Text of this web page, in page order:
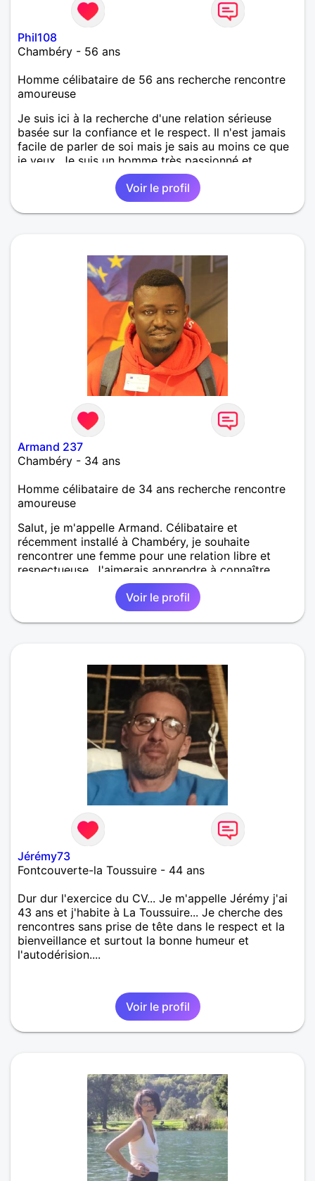
Phil108
Chambéry - 56 ans
Homme célibataire de 56 ans recherche rencontre
amoureuse
Je suis ici à la recherche d'une relation sérieuse
basée sur la confiance et le respect. Il n'est jamais
facile de parler de soi mais je sais au moins ce que
je veux. Je suis un homme très passionné et
romantique qui n'essaie jamais de prendre la vie
trop au sérieux. Je cherche quelqu'un d'honnête, de
responsable et qui comprend les vraies valeurs
d'une relation et la possibilité de tout partager
Voir le profil
Armand 237
Chambéry - 34 ans
Homme célibataire de 34 ans recherche rencontre
amoureuse
Salut, je m'appelle Armand. Célibataire et
récemment installé à Chambéry, je souhaite
rencontrer une femme pour une relation libre et
respectueuse. J'aimerais apprendre à connaître
quelqu'un avec qui partager de bons moments dans
un esprit d'ouverture et de sérénité.
Voir le profil
Jérémy73
Fontcouverte-la Toussuire - 44 ans
Dur dur l'exercice du CV... Je m'appelle Jérémy j'ai
43 ans et j'habite à La Toussuire... Je cherche des
rencontres sans prise de tête dans le respect et la
bienveillance et surtout la bonne humeur et
l'autodérision....
Voir le profil